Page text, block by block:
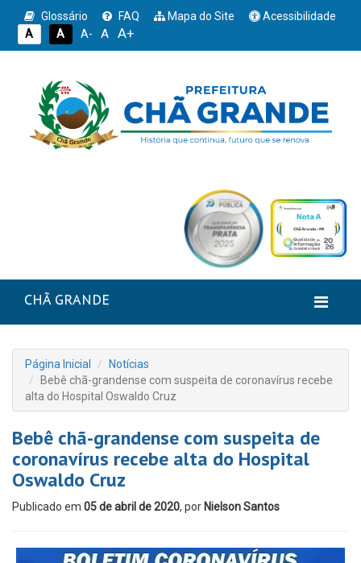
Glossário FAQ Mapa do Site
Acessibilidade
A
A A- A A+
CHÃ GRANDE
Página Inicial
Notícias
Bebê chã-grandense com suspeita de coronavírus recebe
alta do Hospital Oswaldo Cruz
Bebê chã-grandense com suspeita de
coronavírus recebe alta do Hospital
Oswaldo Cruz
Publicado em 05 de abril de 2020, por Nielson Santos